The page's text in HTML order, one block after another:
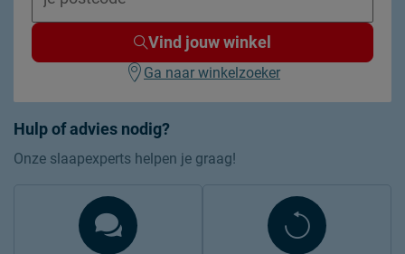
Hulp of advies nodig?
Onze slaapexperts helpen je graag!
Vind jouw winkel
Ga naar winkelzoeker